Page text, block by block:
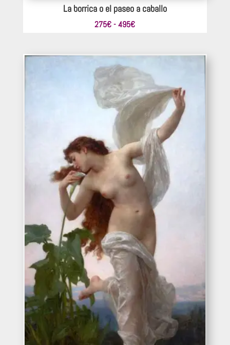
La borrica o el paseo a caballo
275€ - 495€Rango
275€
hasta
495€